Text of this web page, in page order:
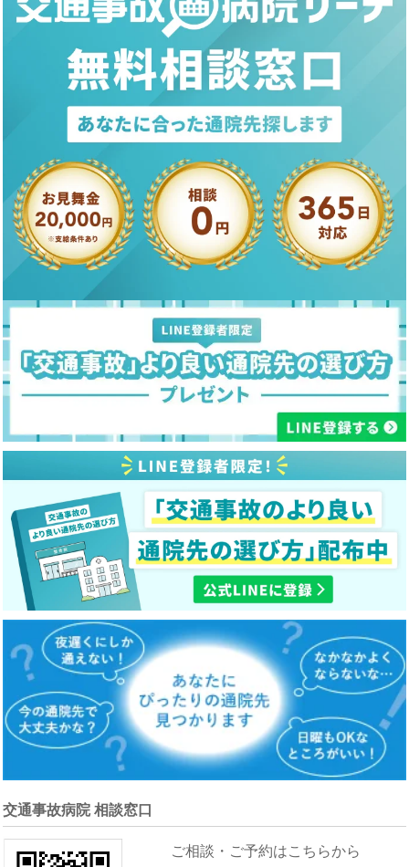
交通事故病院 相談窓口
ご相談・ご予約はこちらから